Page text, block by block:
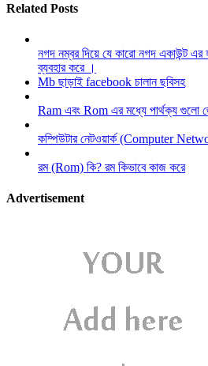
Related Posts
নগদ নম্বর দিয়ে যে কারো নগদ একাউন্ট
ব্যবহার করে ।
Mb ছাড়াই facebook চালান ছবিসহ
Ram এবং Rom এর মধ্যে পার্থক্য গুলো
কম্পিউটার নেটওয়ার্ক (Computer
রম (Rom) কি? রম কিভাবে কাজ করে
Advertisement